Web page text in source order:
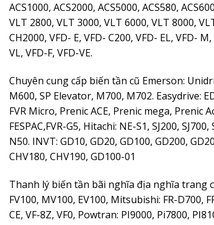
ACS1000, ACS2000, ACS5000, ACS580,
VLT 2800, VLT 3000, VLT 6000, VLT 8000,
CH2000, VFD- E, VFD- C200, VFD- EL, VFD-
VL, VFD-F, VFD-VE.
Chuyên cung cấp biến tần cũ Emerson:
M600, SP Elevator, M700, M702. Easydrive:
FVR Micro, Prenic ACE, Prenic mega, Prenic
FESPAC,FVR-G5, Hitachi: NE-S1, SJ200,
N50. INVT: GD10, GD20, GD100, GD200,
CHV180, CHV190, GD100-01
Thanh lý biến tần bãi nghĩa địa nghĩa trang cũ
FV100, MV100, EV100, Mitsubishi: FR-D700,
CE, VF-8Z, VF0, Powtran: PI9000, Pi7800,